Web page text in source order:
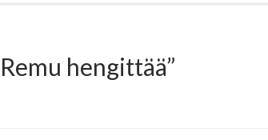
Remu hengittää”